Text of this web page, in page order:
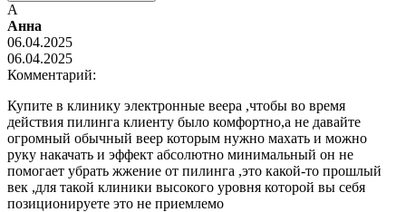
А
Анна
06.04.2025
06.04.2025
Комментарий:
Купите в клинику электронные веера ,чтобы во время
действия пилинга клиенту было комфортно,а не давайте
огромный обычный веер которым нужно махать и можно
руку накачать и эффект абсолютно минимальный он не
помогает убрать жжение от пилинга ,это какой-то прошлый
век ,для такой клиники высокого уровня которой вы себя
позиционируете это не приемлемо